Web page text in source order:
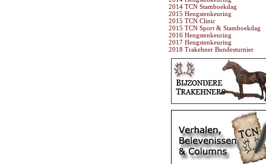
2014 TCN Stamboekdag
2015 Hengstenkeuring
2015 TCN Clinic
2015 TCN Sport & Stamboekdag
2016 Hengstenkeuring
2017 Hengstenkeuring
2018 Trakehner Bundesturnier